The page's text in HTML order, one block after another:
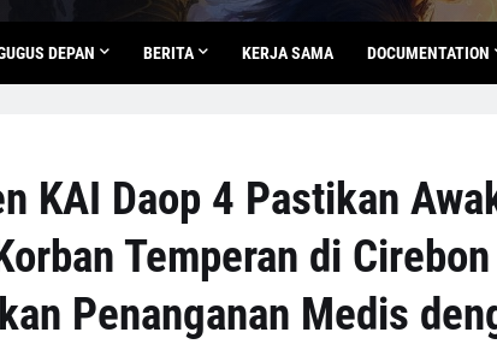
DEPAN BERITA KERJA SAMA DOCUMENTATION
KAI Daop 4 Pastikan
Temperan di Cirebon
Penanganan Medis